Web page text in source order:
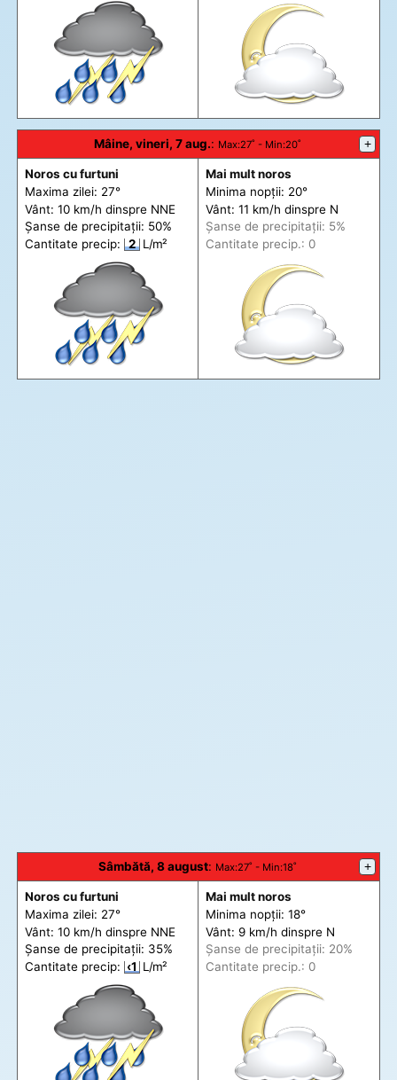
Mâine, vineri, 7 aug.: Max:27˚ - Min:20˚ +
Noros cu furtuni
Maxima zilei: 27°
Vânt: 10 km/h dinspre NNE
Șanse de precipitații: 50%
Cantitate precip:
2 L/m²
Mai mult noros
Minima nopții: 20°
Vânt: 11 km/h dinspre N
Șanse de precipitații: 5%
Cantitate precip.: 0
Sâmbătă, 8 august: Max:27˚ - Min:18˚ +
Noros cu furtuni
Maxima zilei: 27°
Vânt: 10 km/h dinspre NNE
Șanse de precipitații: 35%
Cantitate precip: ‹1 L/m²
Mai mult noros
Minima nopții: 18°
Vânt: 9 km/h dinspre N
Șanse de precipitații: 20%
Cantitate precip.: 0